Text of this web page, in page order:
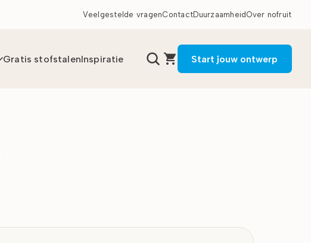
Veelgestelde vragenContactDuurzaamheid Over nofruit
Gratis stofstalenInspiratie Start jouw ontwerp